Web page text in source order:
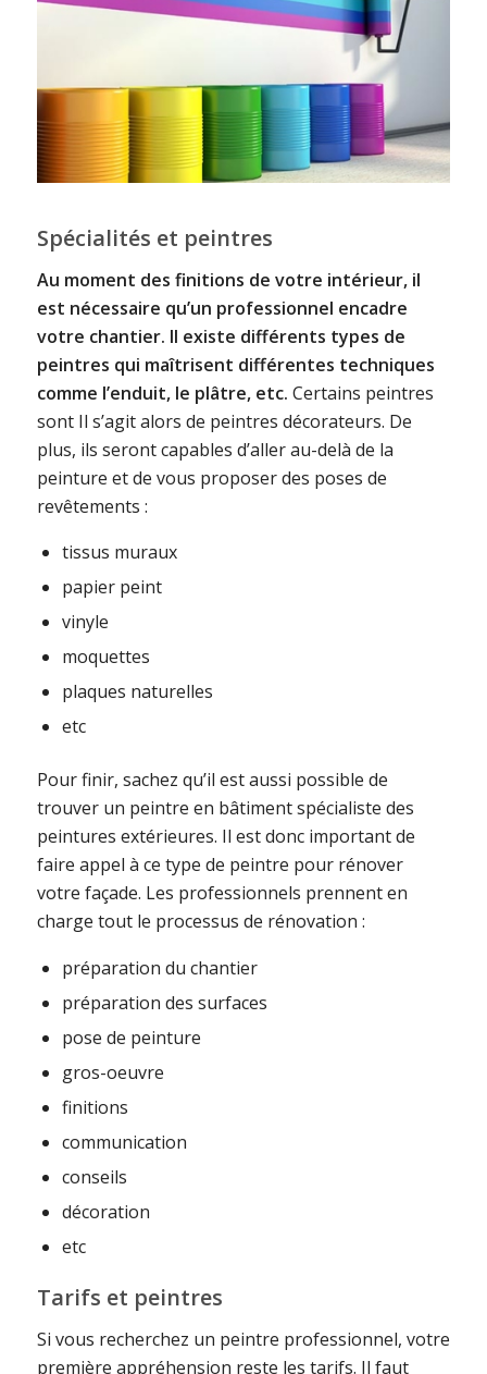
Spécialités et peintres
Au moment des finitions de votre intérieur, il
est nécessaire qu’un professionnel encadre
votre chantier. Il existe différents types de
peintres qui maîtrisent différentes techniques
comme l’enduit, le plâtre, etc. Certains peintres
sont Il s’agit alors de peintres décorateurs. De
plus, ils seront capables d’aller au-delà de la
peinture et de vous proposer des poses de
revêtements :
tissus muraux
papier peint
vinyle
moquettes
plaques naturelles
etc
Pour finir, sachez qu’il est aussi possible de
trouver un peintre en bâtiment spécialiste des
peintures extérieures. Il est donc important de
faire appel à ce type de peintre pour rénover
votre façade. Les professionnels prennent en
charge tout le processus de rénovation :
préparation du chantier
préparation des surfaces
pose de peinture
gros-oeuvre
finitions
communication
conseils
décoration
etc
Tarifs et peintres
Si vous recherchez un peintre professionnel, votre
première appréhension reste les tarifs. Il faut